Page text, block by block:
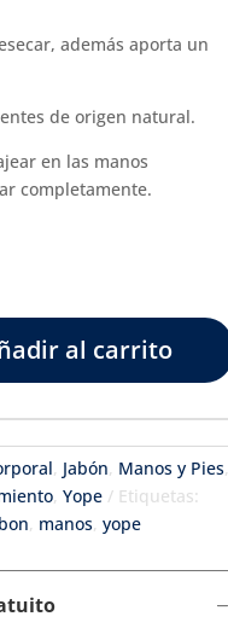
además aporta un
de origen natural.
en las manos
completamente.
al carrito
, Jabón, Manos y Pies,
,Yope
Etiquetas:
, manos,yope